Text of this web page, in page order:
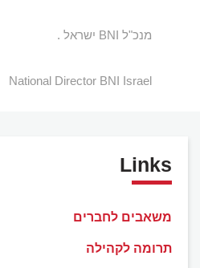
מנכ"ל BNI ישראל .
National Director BNI Israel
Links
משאבים לחברים
תרומה לקהילה